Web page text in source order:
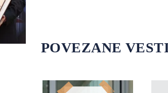
POVEZANE